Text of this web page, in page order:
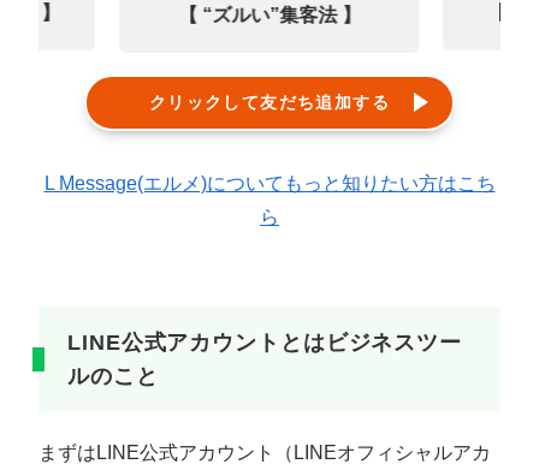
選 】
【 “ズルい”集客法 】
クリックして友だち追加する
L Message(エルメ)についてもっと知りたい方はこち
ら
LINE公式アカウントとはビジネスツー
ルのこと
まずはLINE公式アカウント（LINEオフィシャルアカ